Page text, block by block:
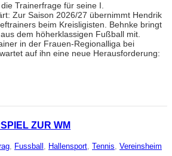
Trainerfrage für seine I.
Zur Saison 2026/27 übernimmt Hendrik
beim Kreisligisten. Behnke bringt
dem höherklassigen Fußball mit.
in der Frauen-Regionalliga bei
auf ihn eine neue Herausforderung:
ZUR WM
, Fussball , Hallensport, Tennis, Vereinsheim